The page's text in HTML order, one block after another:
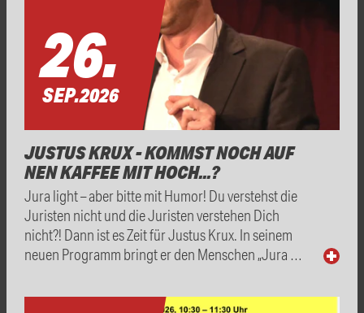
26.
SEP.2026
JUSTUS KRUX - KOMMST NOCH AUF
NEN KAFFEE MIT HOCH...?
Jura light – aber bitte mit Humor! Du verstehst die
Juristen nicht und die Juristen verstehen Dich
nicht?! Dann ist es Zeit für Justus Krux. In seinem
neuen Programm bringt er den Menschen „Jura …